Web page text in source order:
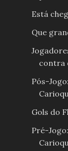
Está
Que
contra
Pós-
Gols do
Pré-